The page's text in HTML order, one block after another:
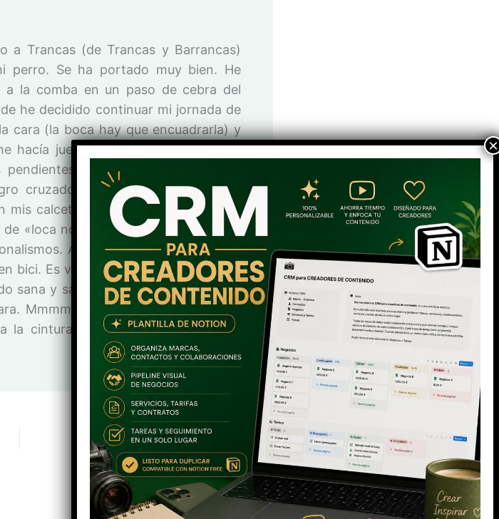
a Trancas (de Trancas y Barrancas)
perro. Se ha portado muy bien. He
a la comba en un paso de cebra del
he decidido continuar mi jornada de
cara (la boca hay que encuadrarla) y
hacía juego con los pantalones. Sin
de pinza dorados y bien
cruzado y unos zapatos de salón
calcetines blancos). Ya dispuesta
«loca nocturna» he salido a la calle
Al llegar al asfalto he ido de
bici. Es verdad aquello de que nunca
sana y salva, sin caerme. Para cenar
Mmmmmm! Ahora creo que voy a
cintura como Mafalda. ¡Qué gran
SIGUIENTE
Una de mafiosos